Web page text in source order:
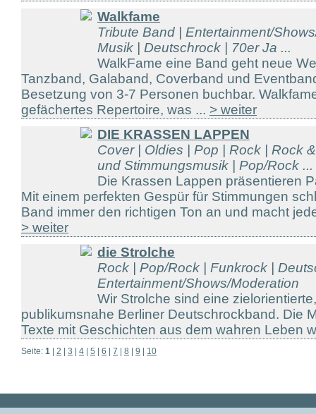
Walkfame
Tribute Band | Entertainment/
Musik | Deutschrock | 70er Ja ...
WalkFame eine Band geht neue
Tanzband, Galaband, Coverband und
Besetzung von 3-7 Personen buchbar.
gefächertes Repertoire, was ... > weiter
DIE KRASSEN LAPPEN
Cover | Oldies | Pop | Rock | Rock
und Stimmungsmusik | Pop/Rock ...
Die Krassen Lappen präsentieren
Mit einem perfekten Gespür für Stimmungen
Band immer den richtigen Ton an und macht
> weiter
die Strolche
Rock | Pop/Rock | Funkrock |
Entertainment/Shows/Moderation
Wir Strolche sind eine
publikumsnahe Berliner Deutschrockband. Die
Texte mit Geschichten aus dem wahren Leben
Seite: 1 2 3 4 5 6 7 8 9 10